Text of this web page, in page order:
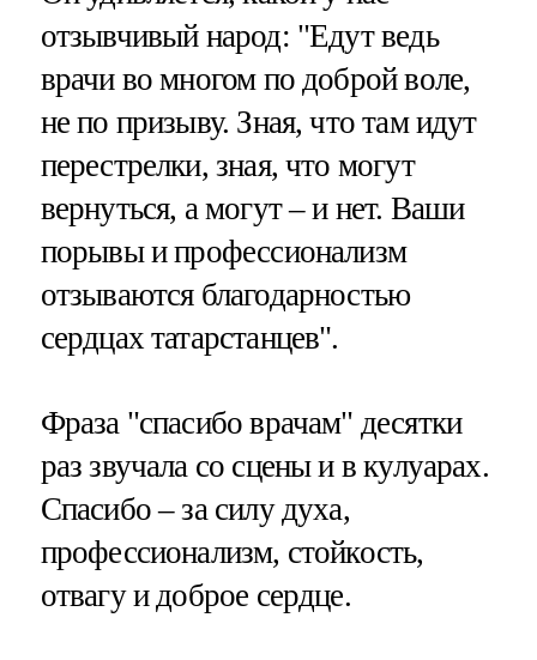
отзывчивый народ: "Едут ведь
врачи во многом по доброй воле,
не по призыву. Зная, что там идут
перестрелки, зная, что могут
вернуться, а могут – и нет. Ваши
порывы и профессионализм
отзываются благодарностью
сердцах татарстанцев".
Фраза "спасибо врачам" десятки
раз звучала со сцены и в кулуарах.
Спасибо – за силу духа,
профессионализм, стойкость,
отвагу и доброе сердце.